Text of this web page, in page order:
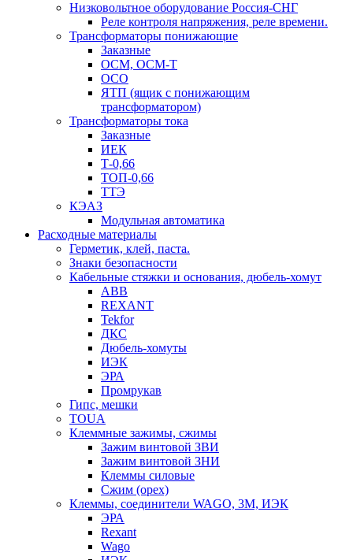
Низковольтное оборудование Россия-СНГ
Реле контроля напряжения, реле времени.
Трансформаторы понижающие
Заказные
ОСМ, ОСМ-Т
ОСО
ЯТП (ящик с понижающим
трансформатором)
Трансформаторы тока
Заказные
ИЕК
Т-0,66
ТОП-0,66
ТТЭ
КЭАЗ
Модульная автоматика
Расходные материалы
Герметик, клей, паста.
Знаки безопасности
Кабельные стяжки и основания, дюбель-хомут
ABB
REXANT
Tekfor
ДКС
Дюбель-хомуты
ИЭК
ЭРА
Промрукав
Гипс, мешки
TOUA
Клеммные зажимы, сжимы
Зажим винтовой ЗВИ
Зажим винтовой ЗНИ
Клеммы силовые
Сжим (орех)
Клеммы, соединители WAGO, 3M, ИЭК
ЭРА
Rexant
Wago